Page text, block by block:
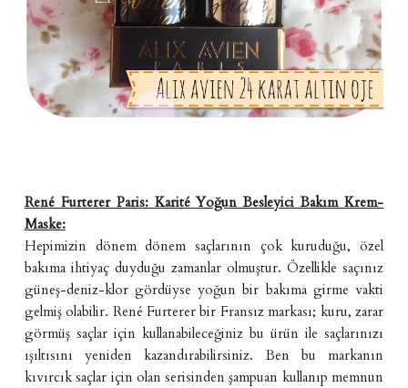
René Furterer Paris: Karité Yoğun Besleyici Bakım Krem-
Maske:
Hepimizin dönem dönem saçlarının çok kuruduğu, özel
bakıma ihtiyaç duyduğu zamanlar olmuştur. Özellikle saçınız
güneş-deniz-klor gördüyse yoğun bir bakıma girme vakti
gelmiş olabilir. René Furterer bir Fransız markası; kuru, zarar
görmüş saçlar için kullanabileceğiniz bu ürün ile saçlarınızı
ışıltısını yeniden kazandırabilirsiniz. Ben bu markanın
kıvırcık saçlar için olan serisinden şampuan kullanıp memnun